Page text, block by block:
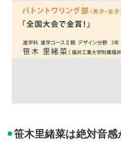
笹木里緒菜は絶対音感